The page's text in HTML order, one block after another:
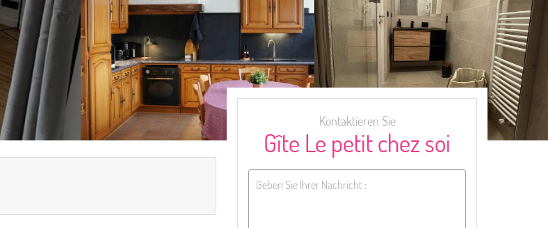
Kontaktieren Sie
Gîte Le petit chez soi